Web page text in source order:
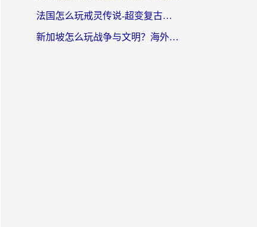
法国怎么玩戒灵传说-超变复古传奇？海外玩家国服游戏加速终极指南
新加坡怎么玩战争与文明？海外党国服游戏加速器终极避坑指南